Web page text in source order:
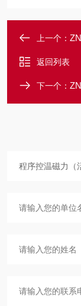
上一个：
返回列表
下一个：